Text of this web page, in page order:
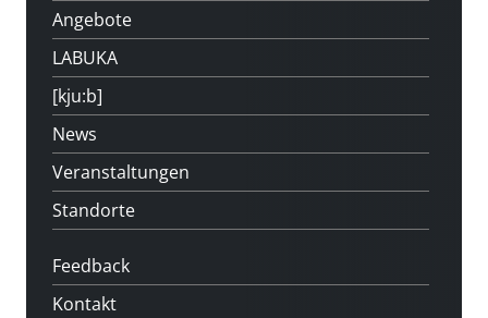
Angebote
LABUKA
[kju:b]
News
Veranstaltungen
Standorte
Feedback
Kontakt